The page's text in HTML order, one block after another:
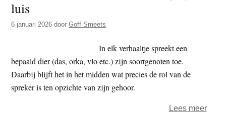
t
e
e
s
e
luis
6 januari 2026 doorGoff Smeets
In elk verhaaltje spreekt een
bepaald dier (das, orka, vlo etc.) zijn soortgenoten toe.
Daarbij blijft het in het midden wat precies de rol van de
spreker is ten opzichte van zijn gehoor.
Lees meerover